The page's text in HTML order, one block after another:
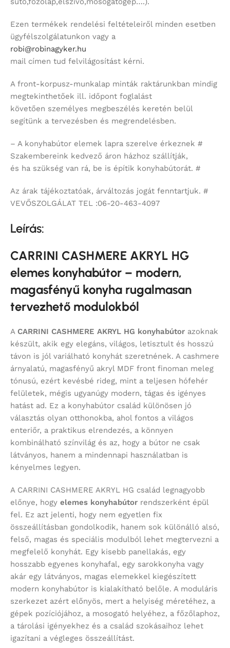
Ezen termékek rendelési feltételeiről minden esetben
ügyfélszolgálatunkon vagy a
robi@robinagyker.hu
mail címen tud felvilágosítást kérni.
A front-korpusz-munkalap minták raktárunkban mindig
megtekinthetőek ill. időpont foglalást
követően személyes megbeszélés keretén belül
segítünk a tervezésben és megrendelésben.
– A konyhabútor elemek lapra szerelve érkeznek #
Szakembereink kedvező áron házhoz szállítják,
és ha szükség van rá, be is építik konyhabútorát. #
Az árak tájékoztatóak, árváltozás jogát fenntartjuk. #
VEVŐSZOLGÁLAT TEL :06-20-463-4097
Leírás:
CARRINI CASHMERE AKRYL HG
elemes konyhabútor – modern,
magasfényű konyha rugalmasan
tervezhető modulokból
A CARRINI CASHMERE AKRYL HG konyhabútor azoknak
készült, akik egy elegáns, világos, letisztult és hosszú
távon is jól variálható konyhát szeretnének. A cashmere
árnyalatú, magasfényű akryl MDF front finoman meleg
tónusú, ezért kevésbé rideg, mint a teljesen hófehér
felületek, mégis ugyanúgy modern, tágas és igényes
hatást ad. Ez a konyhabútor család különösen jó
választás olyan otthonokba, ahol fontos a világos
enteriőr, a praktikus elrendezés, a könnyen
kombinálható színvilág és az, hogy a bútor ne csak
látványos, hanem a mindennapi használatban is
kényelmes legyen.
A CARRINI CASHMERE AKRYL HG család legnagyobb
előnye, hogy elemes konyhabútor rendszerként épül
fel. Ez azt jelenti, hogy nem egyetlen fix
összeállításban gondolkodik, hanem sok különálló alsó,
felső, magas és speciális modulból lehet megtervezni a
megfelelő konyhát. Egy kisebb panellakás, egy
hosszabb egyenes konyhafal, egy sarokkonyha vagy
akár egy látványos, magas elemekkel kiegészített
modern konyhabútor is kialakítható belőle. A moduláris
szerkezet azért előnyös, mert a helyiség méretéhez, a
gépek pozíciójához, a mosogató helyéhez, a főzőlaphoz,
a tárolási igényekhez és a család szokásaihoz lehet
igazítani a végleges összeállítást.